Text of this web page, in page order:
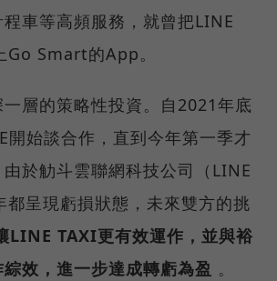
車等高頻服務，就曾把LINE
Go Smart的App。
層的策略性投資。自2021年底
開始談合作，直到今年第一季才
於觔斗雲聯網科技公司（LINE
都呈現虧損狀態，未來雙方的挑
LINE TAXI更有效運作，並與裕
效，進一步達成轉虧為盈 。